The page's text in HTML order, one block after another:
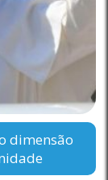
dimensão